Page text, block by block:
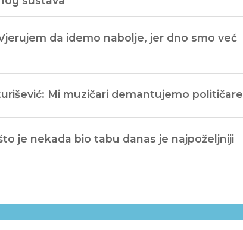
da idemo nabolje, jer dno smo već
Mi muzičari demantujemo političare
je nekada bio tabu danas je najpoželjniji